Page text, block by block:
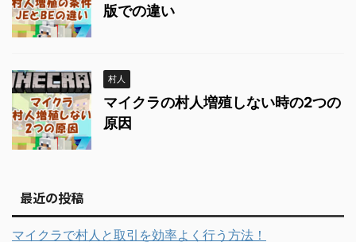
版での違い
村人
マイクラの村人増殖しない時の2つの
原因
最近の投稿
マイクラで村人と取引を効率よく行う方法！